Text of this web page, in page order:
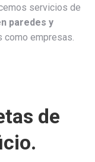
servicios de
paredes y
como empresas.
de